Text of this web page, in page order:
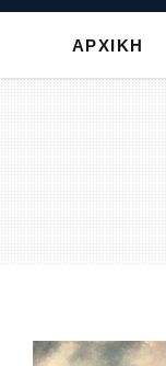
ΑΡΧΙΚΗ